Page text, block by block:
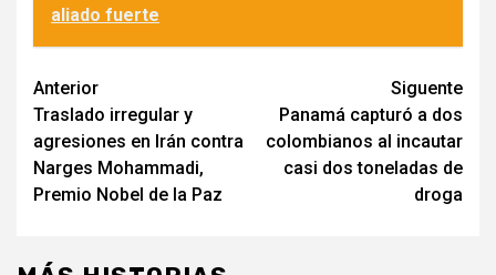
aliado fuerte
Navegación
de
entradas
Anterior
Traslado irregular y
agresiones en Irán contra
Narges Mohammadi,
Premio Nobel de la Paz
Siguente
Panamá capturó a dos
colombianos al incautar
casi dos toneladas de
droga